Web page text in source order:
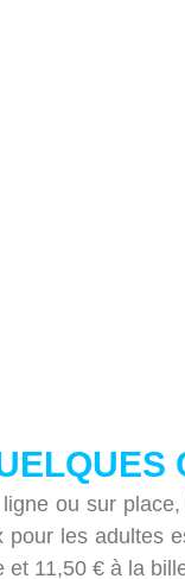
ou sur
pour les
et 11,50 € à la